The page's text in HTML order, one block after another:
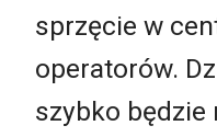
sprzęcie w
operatorów.
szybko będzie